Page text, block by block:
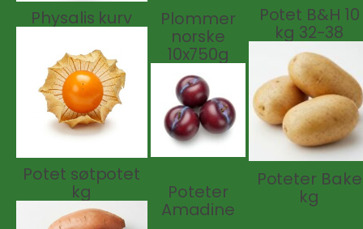
Physalis kurv Plommer
norske
10x750g
Potet B&H 10
kg 32-38
Potet søtpotet
kg Poteter
Amadine
Poteter Bake
kg